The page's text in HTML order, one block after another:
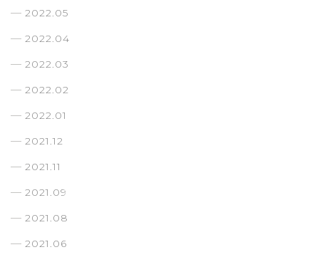
2022.05
2022.04
2022.03
2022.02
2022.01
2021.12
2021.11
2021.09
2021.08
2021.06